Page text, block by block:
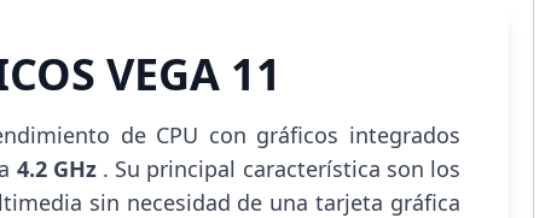
VEGA 11
de CPU con gráficos integrados
4.2 GHz . Su principal característica son los
sin necesidad de una tarjeta gráfica